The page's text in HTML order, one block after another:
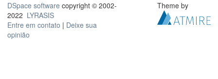
DSpace software copyright © 2002-
2022 LYRASIS
Entre em contato | Deixe sua
opinião
Theme by